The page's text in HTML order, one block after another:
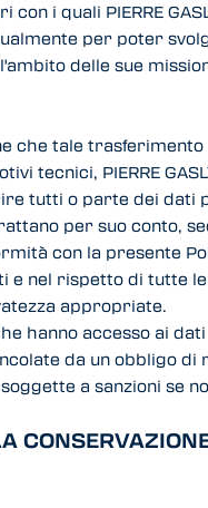
i quali PIERRE
per poter
delle sue
che tale trasferimento
tecnici, PIERRE
tutti o parte dei dati
per suo conto,
con la presente
e nel rispetto di tutte
appropriate.
hanno accesso ai
da un obbligo di
a sanzioni se